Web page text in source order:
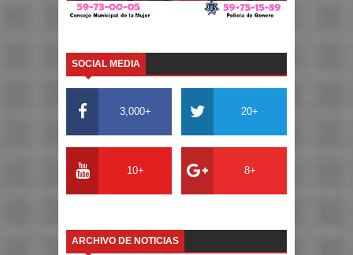
SOCIAL MEDIA
3,000+ 20+
10+ 8+
ARCHIVO DE NOTICIAS